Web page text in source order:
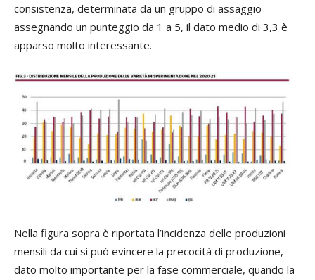
consistenza, determinata da un gruppo di assaggio
assegnando un punteggio da 1 a 5, il dato medio di 3,3 è
apparso molto interessante.
Nella figura sopra è riportata l’incidenza delle produzioni
mensili da cui si può evincere la precocità di produzione,
dato molto importante per la fase commerciale, quando la